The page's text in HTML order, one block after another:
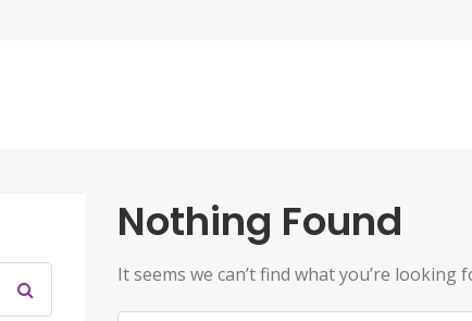
Nothing Found
It seems we can’t find what you’re looking